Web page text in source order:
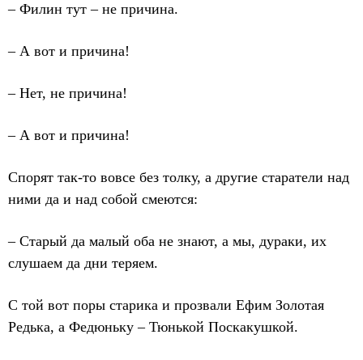
– Филин тут – не причина.
– А вот и причина!
– Нет, не причина!
– А вот и причина!
Спорят так-то вовсе без толку, а другие старатели над
ними да и над собой смеются:
– Старый да малый оба не знают, а мы, дураки, их
слушаем да дни теряем.
С той вот поры старика и прозвали Ефим Золотая
Редька, а Федюньку – Тюнькой Поскакушкой.